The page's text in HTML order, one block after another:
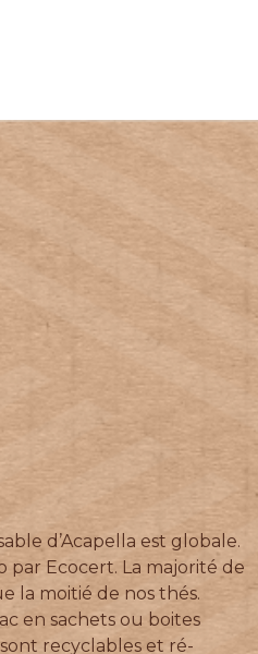
d’Acapella est globale.
par Ecocert. La majorité de
la moitié de nos thés.
en sachets ou boites
recyclables et ré-